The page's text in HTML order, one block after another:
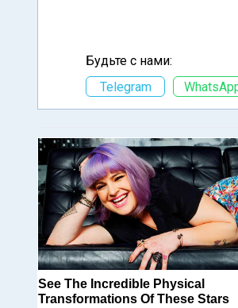
Будьте с нами:
Telegram
See The Incredible Physical
Transformations Of These Stars